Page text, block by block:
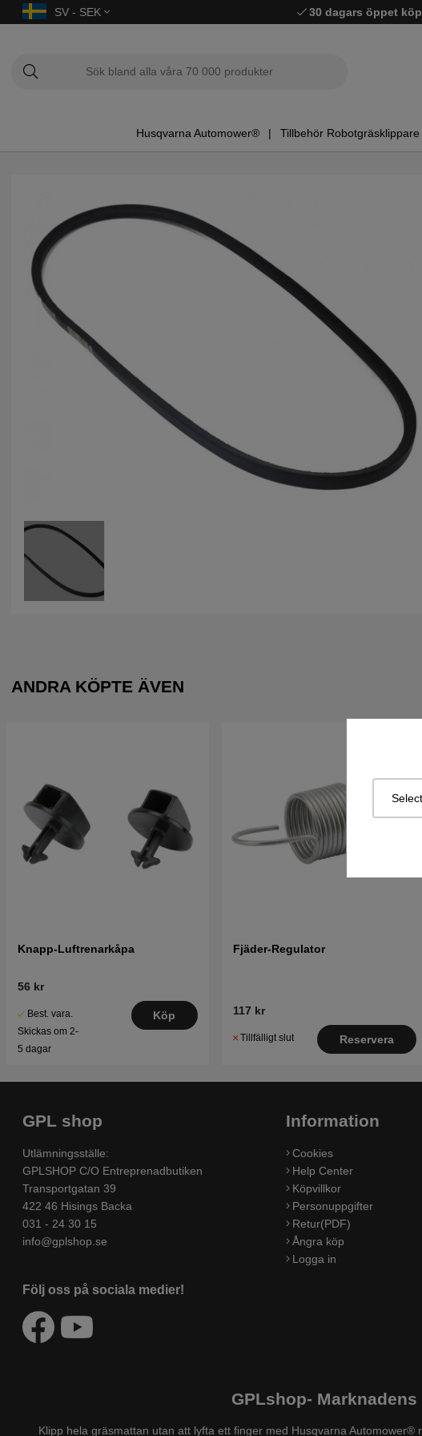
SV - SEK 30 dagars öppet köp
Husqvarna Automower® Tillbehör Robotgräsklippare
ANDRA KÖPTE ÄVEN
Knapp-Luftrenarkåpa
56 kr
Best. vara.
Skickas om 2-
5 dagar
Köp
Fjäder-Regulator
117 kr
Tillfälligt slut Reservera
GPL shop
Utlämningsställe:
GPLSHOP C/O Entreprenadbutiken
Transportgatan 39
422 46 Hisings Backa
031 - 24 30 15
info@gplshop.se
Följ oss på sociala medier!
Information
Cookies
Help Center
Köpvillkor
Personuppgifter
Retur(PDF)
Ångra köp
Logga in
GPLshop-
Klipp hela gräsmattan utan att lyfta ett finger med Husqvarna